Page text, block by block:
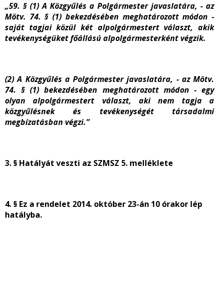
„59. § (1) A Közgyűlés a Polgármester javaslatára, - az
Mötv. 74. § (1) bekezdésében meghatározott módon -
saját tagjai közül két alpolgármestert választ, akik
tevékenységüket főállású alpolgármesterként végzik.
(2) A Közgyűlés a Polgármester javaslatára, - az Mötv.
74. § (1) bekezdésében meghatározott módon - egy
olyan alpolgármestert választ, aki nem tagja a
közgyűlésnek és tevékenységét társadalmi
megbízatásban végzi.”
3. § Hatályát veszti az SZMSZ 5. melléklete
4. § Ez a rendelet 2014. október 23-án 10 órakor lép
hatályba.